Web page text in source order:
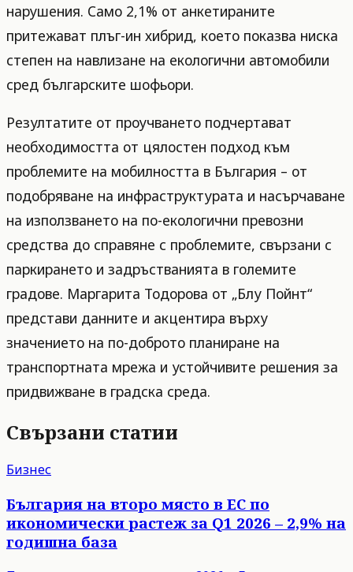
нарушения. Само 2,1% от анкетираните
притежават плъг-ин хибрид, което показва ниска
степен на навлизане на екологични автомобили
сред българските шофьори.
Резултатите от проучването подчертават
необходимостта от цялостен подход към
проблемите на мобилността в България – от
подобряване на инфраструктурата и насърчаване
на използването на по-екологични превозни
средства до справяне с проблемите, свързани с
паркирането и задръстванията в големите
градове. Маргарита Тодорова от „Блу Пойнт“
представи данните и акцентира върху
значението на по-доброто планиране на
транспортната мрежа и устойчивите решения за
придвижване в градска среда.
Свързани статии
Бизнес
България на второ място в ЕС по
икономически растеж за Q1 2026 – 2,9% на
годишна база